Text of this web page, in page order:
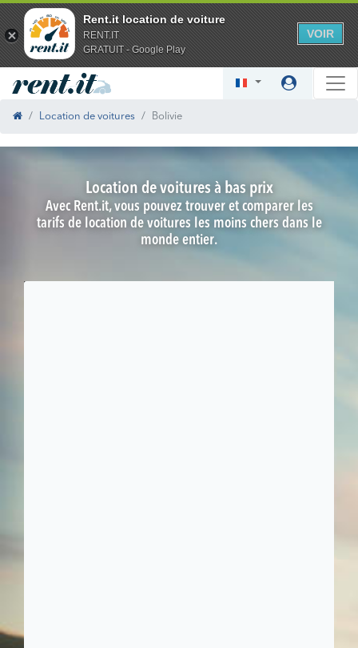
Rent.it location de voiture
RENT.IT
GRATUIT - Google Play
VOIR
Location de voitures Bolivie
Location de voitures à bas prix
Avec Rent.it, vous pouvez trouver et comparer les
tarifs de location de voitures les moins chers dans le
monde entier.